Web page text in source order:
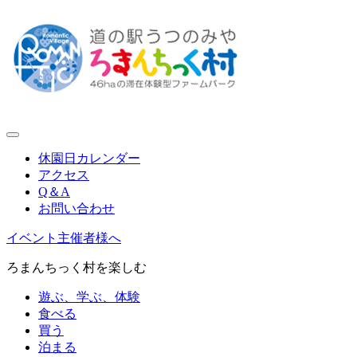
休園日カレンダー
アクセス
Q＆A
お問い合わせ
イベント主催者様へ
ろまんちっく村を楽しむ
遊ぶ、学ぶ、体験
食べる
買う
泊まる